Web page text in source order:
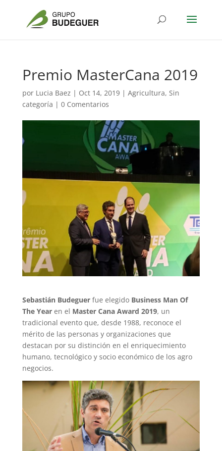
Premio MasterCana 2019
por Lucia Baez | Oct 14, 2019| Agricultura, Sin
categoría | 0 Comentarios
Sebastián Budeguerfue elegido Business Man Of
The Year en el Master Cana Award 2019, un
tradicional evento que, desde 1988, reconoce el
mérito de las personas y organizaciones que
destacan por su distinción en el enriquecimiento
humano, tecnológico y socio económico de los agro
negocios.